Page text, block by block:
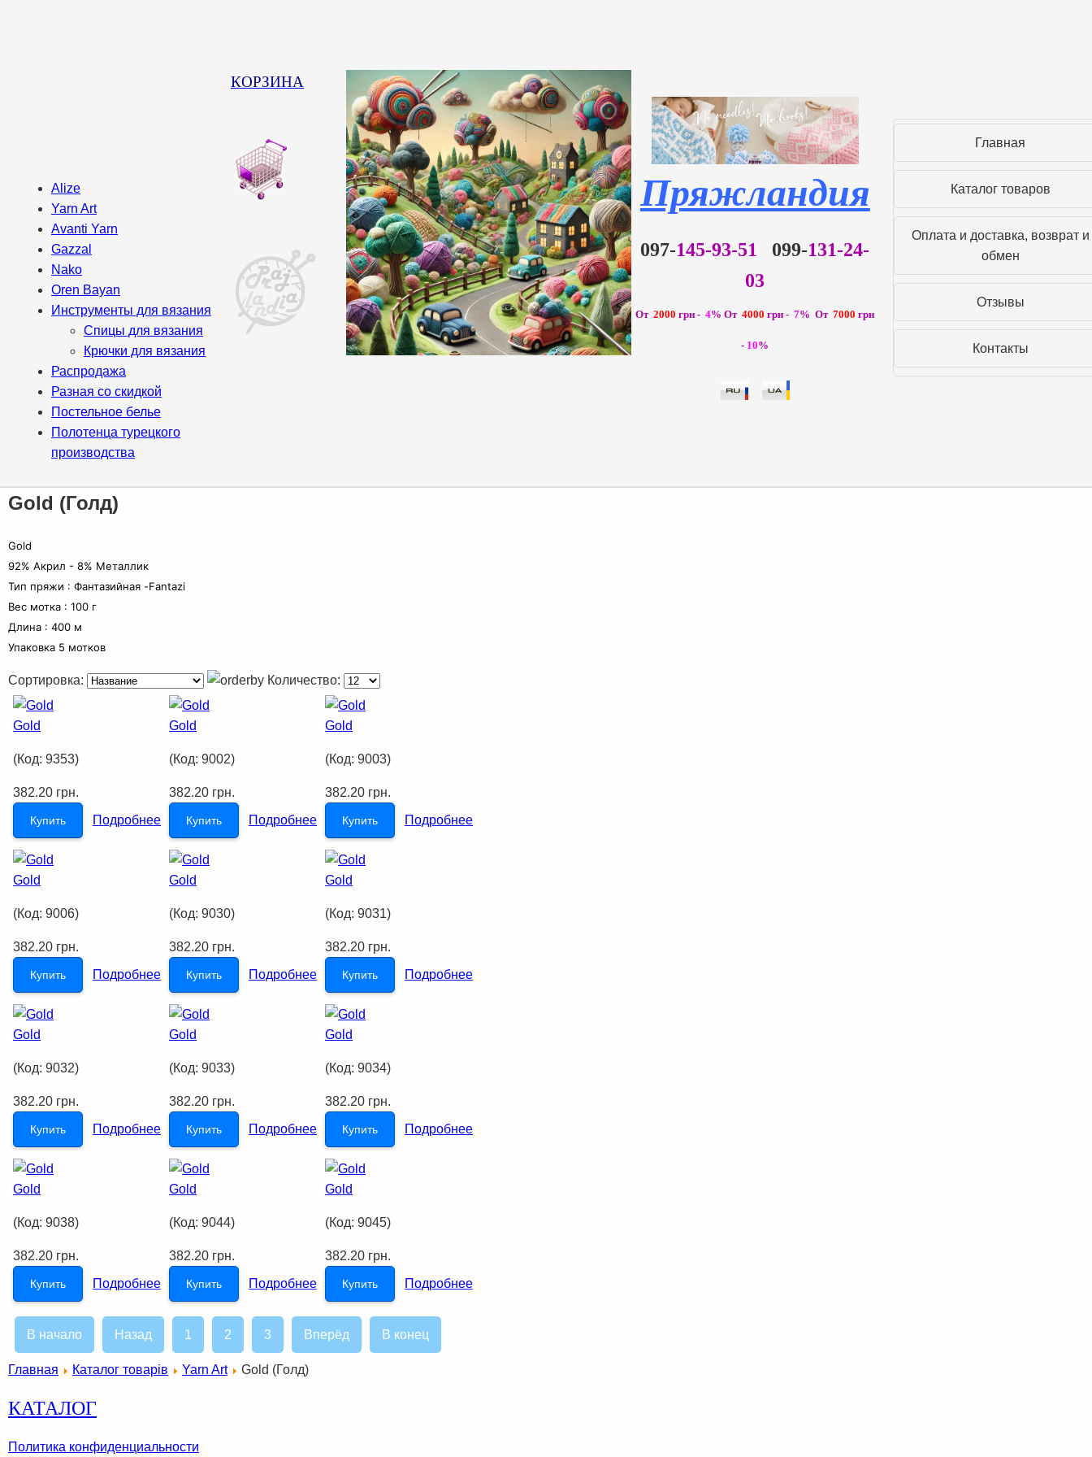
Alize
Yarn Art
Avanti Yarn
Gazzal
Nako
Oren Bayan
Инструменты для вязания
Спицы для вязания
Крючки для вязания
Распродажа
Разная со скидкой
Постельное белье
Полотенца турецкого
производства
КОРЗИНА
Пряжландия
097-145-93-51 099-131-24-
03
От 2000 грн -4%От 4000 грн -7% От 7000 грн
- 10%
Главная
Каталог товаров
Оплата и доставка, возврат и
обмен
Отзывы
Контакты
Gold (Голд)
Gold
92% Акрил - 8% Металлик
Тип пряжи : Фантазийная -Fantazi
Bес мотка : 100 г
Длина : 400 м
Упаковка 5 мотков
Сортировка: Количество:
Gold
(Код: 9353)
382.20 грн.
Купить Подробнее
Gold
(Код: 9002)
382.20 грн.
Купить Подробнее
Gold
(Код: 9003)
382.20 грн.
Купить Подробнее
Gold
(Код: 9006)
382.20 грн.
Купить Подробнее
Gold
(Код: 9030)
382.20 грн.
Купить Подробнее
Gold
(Код: 9031)
382.20 грн.
Купить Подробнее
Gold
(Код: 9032)
382.20 грн.
Купить Подробнее
Gold
(Код: 9033)
382.20 грн.
Купить Подробнее
Gold
(Код: 9034)
382.20 грн.
Купить Подробнее
Gold
(Код: 9038)
382.20 грн.
Купить Подробнее
Gold
(Код: 9044)
382.20 грн.
Купить Подробнее
Gold
(Код: 9045)
382.20 грн.
Купить Подробнее
В начало Назад 1 2 3 Вперёд В конец
Главная Каталог товарів Yarn Art Gold (Голд)
КАТАЛОГ
Политика конфиденциальности